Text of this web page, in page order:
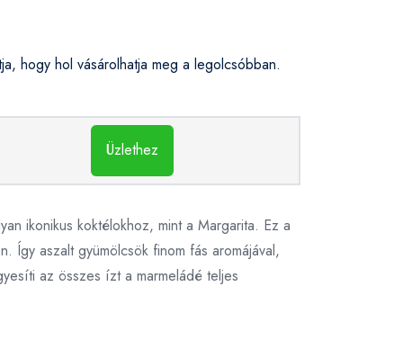
hogy hol vásárolhatja meg a legolcsóbban.
Üzlethez
ikonikus koktélokhoz, mint a Margarita. Ez a
Így aszalt gyümölcsök finom fás aromájával,
az összes ízt a marmeládé teljes